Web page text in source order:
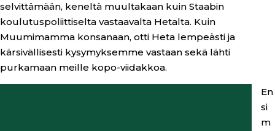
selvittämään, keneltä muultakaan kuin Staabin
koulutuspoliittiselta vastaavalta Hetalta. Kuin
Muumimamma konsanaan, otti Heta lempeästi ja
kärsivällisesti kysymyksemme vastaan sekä lähti
purkamaan meille kopo-viidakkoa.
En
si
m